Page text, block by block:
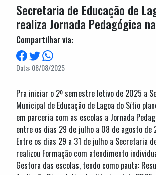
Secretaria de Educação de
realiza Jornada Pedagógica
Compartilhar via:
Data: 08/08/2025
Pra iniciar o 2º semestre letivo de 2025 a
Municipal de Educação de Lagoa do Sítio
em parceria com as escolas a Jornada
entre os dias 29 de julho a 08 de agosto de
Entre os dias 29 a 31 de julho a Secretaria
realizou Formação com atendimento
Gestora das escolas, tendo como pauta: